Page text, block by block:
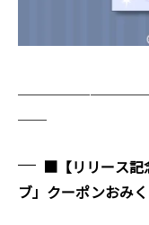
■【リリース記
ブ」クーポンおみ